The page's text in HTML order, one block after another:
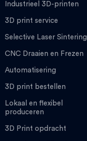
Industrieel 3D-printen
3D print service
Selective Laser Sintering
CNC Draaien en Frezen
Automatisering
3D print bestellen
Lokaal en flexibel
produceren
3D Print opdracht